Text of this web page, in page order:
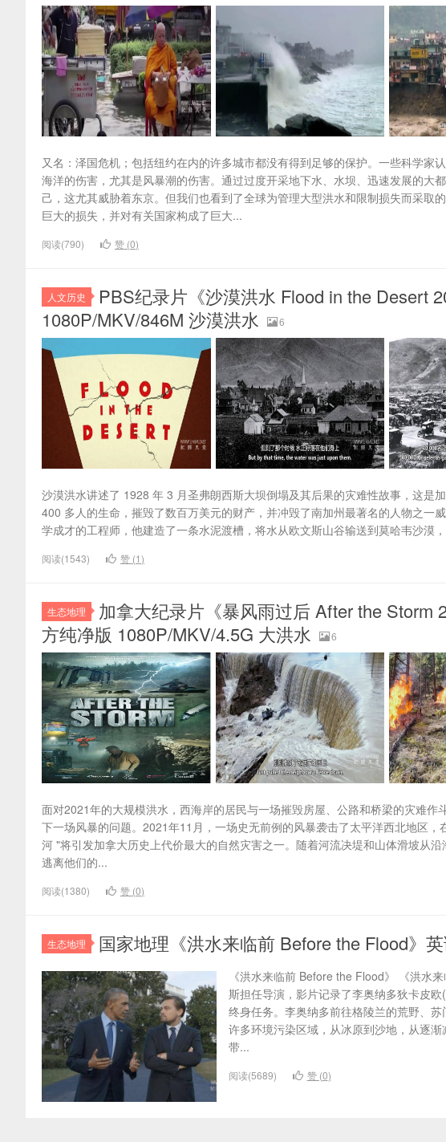
又名：泽国危机；包括纽约在内的许多城市都没有得到足够的保护。一些科学家
海洋的伤害，尤其是风暴潮的伤害。通过过度开采地下水、水坝、迅速发展的大
己，这尤其威胁着东京。但我们也看到了全球为管理大型洪水和限制损失而采取
巨大的损失，并对有关国家构成了巨大...
阅读(790) 赞 (0)
人文历史
PBS纪录片《沙漠洪水 Flood in the Desert
1080P/MKV/846M 沙漠洪水
6
沙漠洪水讲述了 1928 年 3 月圣弗朗西斯大坝倒塌及其后果的灾难性故事，这是
400 多人的生命，摧毁了数百万美元的财产，并冲毁了南加州最著名的人物之一
学成才的工程师，他建造了一条水泥渡槽，将水从欧文斯山谷输送到莫哈韦沙漠
阅读(1543) 赞 (1)
生态地理
加拿大纪录片《暴风雨过后 After the Storm
方纯净版 1080P/MKV/4.5G 大洪水
6
面对2021年的大规模洪水，西海岸的居民与一场摧毁房屋、公路和桥梁的灾难
下一场风暴的问题。2021年11月，一场史无前例的风暴袭击了太平洋西北地区
河 "将引发加拿大历史上代价最大的自然灾害之一。随着河流决堤和山体滑坡从
逃离他们的...
阅读(1380) 赞 (0)
生态地理 国家地理《洪水来临前 Before the Flood》
《洪水来临前 Before the Flood》 《洪水
斯担任导演，影片记录了李奥纳多狄卡皮
终身任务。李奥纳多前往格陵兰的荒野、
许多环境污染区域，从冰原到沙地，从逐
带...
阅读(5689) 赞 (0)